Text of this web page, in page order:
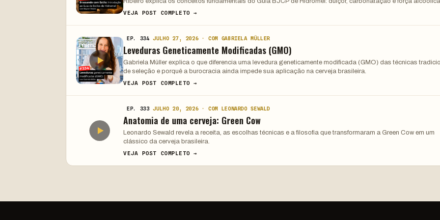
VEJA POST COMPLETO →
EP. 334 JULHO 27, 2026 · COM GABRIELA MÜLLER
Leveduras Geneticamente Modificadas (GMO)
Gabriela Müller explica o que diferencia uma levedura geneticamente modificada (GMO) das técnicas
de seleção e porquê a burocracia ainda impede sua aplicação na cerveja brasileira.
VEJA POST COMPLETO →
EP. 333 JULHO 20, 2026 · COM LEONARDO SEWALD
Anatomia de uma cerveja: Green Cow
Leonardo Sewald revela a receita, as escolhas técnicas e a filosofia que transformaram a Green Cow em um
clássico da cerveja brasileira.
VEJA POST COMPLETO →